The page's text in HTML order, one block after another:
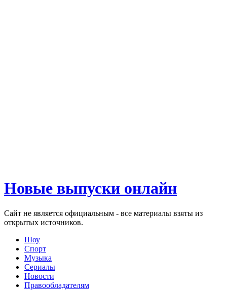
Новые выпуски онлайн
Сайт не является официальным - все материалы взяты из
открытых источников.
Шоу
Спорт
Музыка
Сериалы
Новости
Правообладателям